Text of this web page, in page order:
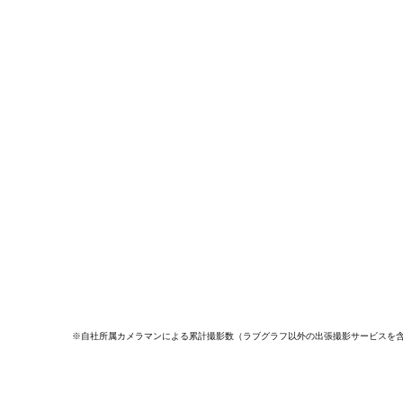
※自社所属カメラマンによる累計撮影数（ラブグラフ以外の出張撮影サービスを